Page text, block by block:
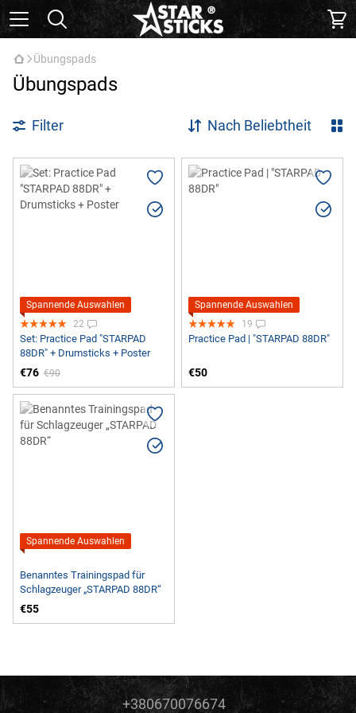
Übungspads
Übungspads
Filter Nach Beliebtheit
Spannende Auswahlen
22
Set: Practice Pad "STARPAD
88DR" + Drumsticks + Poster
€76 €90
Spannende Auswahlen
19
Practice Pad | "STARPAD 88DR"
€50
Spannende Auswahlen
Benanntes Trainingspad für
Schlagzeuger „STARPAD 88DR“
€55
+380670076674